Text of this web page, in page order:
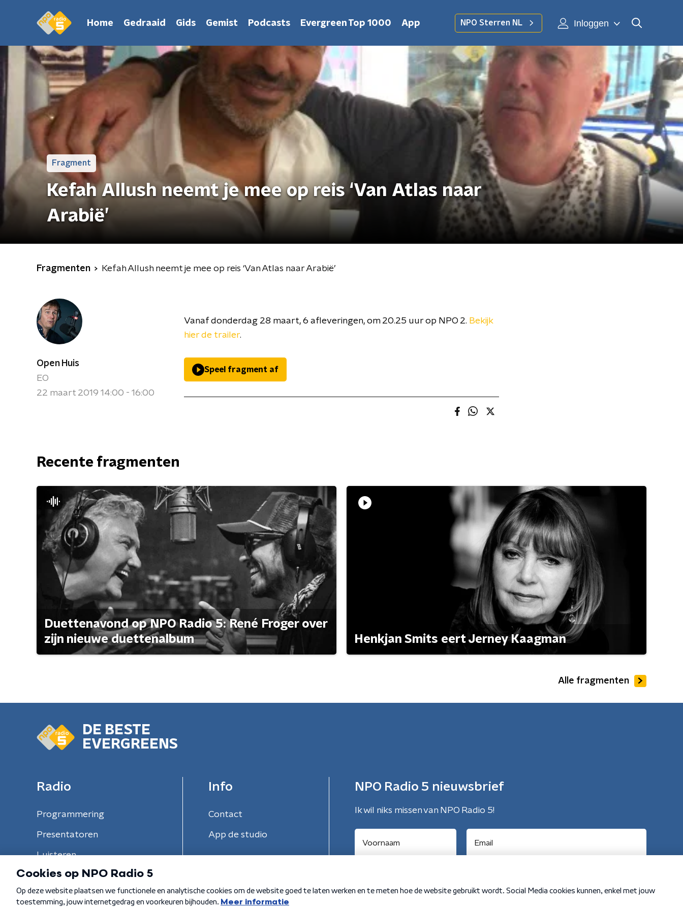
Home Gedraaid Gids Gemist Podcasts Evergreen Top 1000 App NPO Sterren NL Inloggen
Fragment
Kefah Allush neemt je mee op reis ‘Van Atlas naar
Arabië’
Fragmenten Kefah Allush neemt je mee op reis ‘Van Atlas naar Arabië’
Open Huis
EO
22 maart 2019 14:00 - 16:00
Vanaf donderdag 28 maart, 6 afleveringen, om 20.25 uur op NPO 2. Bekijk
hier de trailer.
Speel fragment af
Recente fragmenten
Duettenavond op NPO Radio 5: René Froger over
zijn nieuwe duettenalbum
Henkjan Smits eert Jerney Kaagman
Alle fragmenten
DE BESTE
EVERGREENS
Radio
Programmering
Presentatoren
Luisteren
Info
Contact
App de studio
NPO Radio 5 nieuwsbrief
Ik wil niks missen van NPO Radio 5!
Algemene voorwaarden Privacybeleid